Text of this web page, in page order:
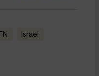
FN Israel